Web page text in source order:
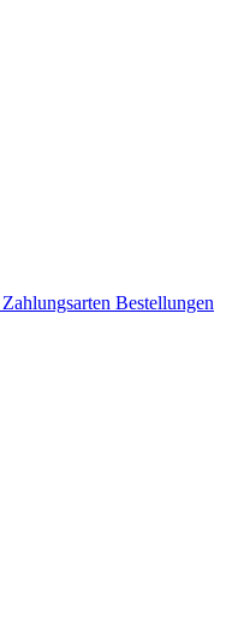
Zahlungsarten Bestellungen